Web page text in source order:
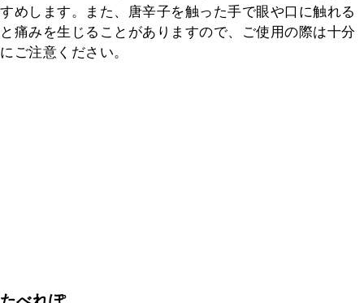
すめします。また、唐辛子を触った手で眼や口に触れる
と痛みを生じることがありますので、ご使用の際は十分
にご注意ください。